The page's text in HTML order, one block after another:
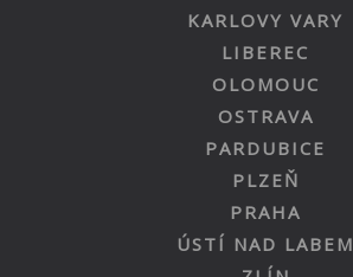
KARLOVY VARY
LIBEREC
OLOMOUC
OSTRAVA
PARDUBICE
PLZEŇ
PRAHA
ÚSTÍ NAD LABEM